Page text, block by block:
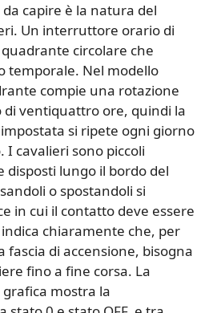
capire è la natura del
Un interruttore orario di
circolare che
temporale. Nel modello
compie una rotazione
di ventiquattro ore, quindi la
si ripete ogni giorno
I cavalieri sono piccoli
disposti lungo il bordo del
o spostandoli si
in cui il contatto deve essere
chiaramente che, per
di accensione, bisogna
fino a fine corsa. La
mostra la